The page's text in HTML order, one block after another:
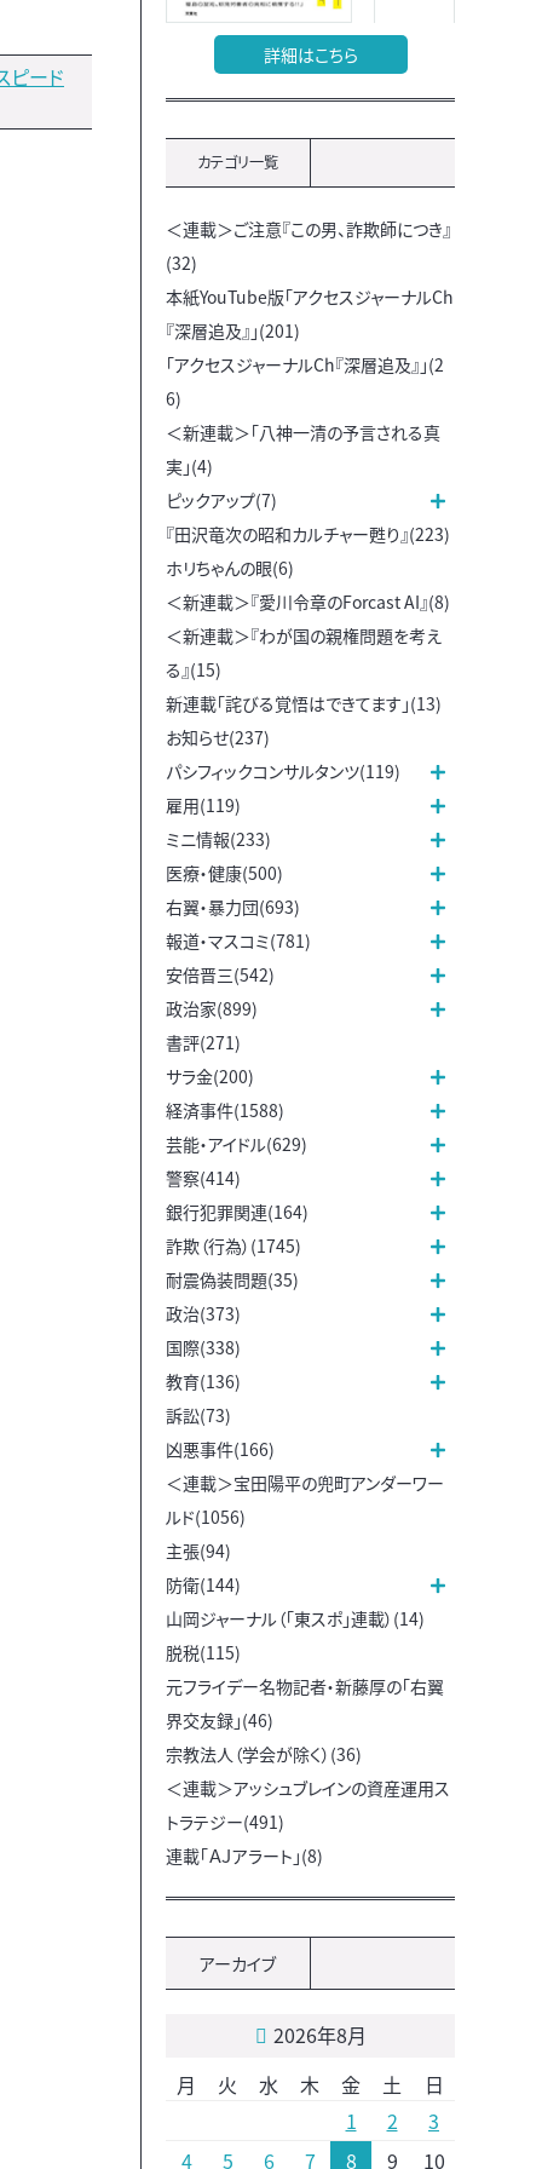
ピード
詳細はこちら
カテゴリ一覧
＜連載＞ご注意『この男、詐欺師につき』
(32)
本紙YouTube版「アクセスジャーナルCh
『深層追及』」(201)
「アクセスジャーナルCh『深層追及』」(2
6)
＜新連載＞「八神一清の予言される真
実」(4)
ピックアップ(7)
『田沢竜次の昭和カルチャー甦り』(223)
ホリちゃんの眼(6)
＜新連載＞『愛川令章のForcast AI』(8)
＜新連載＞『わが国の親権問題を考え
る』(15)
新連載「詫びる覚悟はできてます」(13)
お知らせ(237)
パシフィックコンサルタンツ(119)
雇用(119)
ミニ情報(233)
医療・健康(500)
右翼・暴力団(693)
報道・マスコミ(781)
安倍晋三(542)
政治家(899)
書評(271)
サラ金(200)
経済事件(1588)
芸能・アイドル(629)
警察(414)
銀行犯罪関連(164)
詐欺（行為）(1745)
耐震偽装問題(35)
政治(373)
国際(338)
教育(136)
訴訟(73)
凶悪事件(166)
＜連載＞宝田陽平の兜町アンダーワー
ルド(1056)
主張(94)
防衛(144)
山岡ジャーナル（「東スポ」連載）(14)
脱税(115)
元フライデー名物記者・新藤厚の「右翼
界交友録」(46)
宗教法人（学会が除く）(36)
＜連載＞アッシュブレインの資産運用ス
トラテジー(491)
連載「ＡＪアラート」(8)
アーカイブ
2026年8月
月
火 水 木 金 土
日
1
2
3
4
5 6 7 8 9 10